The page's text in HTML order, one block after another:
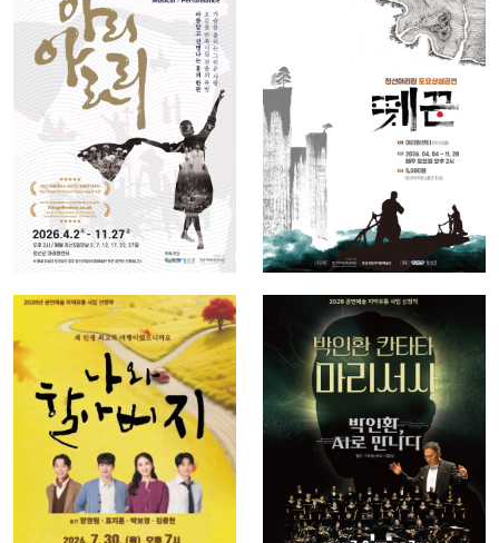
2026 뮤지컬
퍼포먼스 아
리아라리
2026-03-31 ~
2026-11-27
정선아리랑토
요상설공연
2026-04-04 ~
2026-11-28
2026년 예술
경영지원센터
공연예술 지
역유통 선정
작 나와할아
버지
2026-07-30 ~
2026-07-30
클래식
2026년 예술
경영지원센터
공연예술 지
역유통 선정
작 박인환 칸
타타 마리 서
사
2026-07-09 ~
2026-07-09